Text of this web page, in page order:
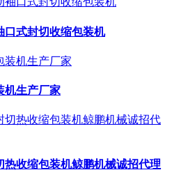
口式封切收缩包装机
机生产厂家
热收缩包装机鲸鹏机械诚招代理